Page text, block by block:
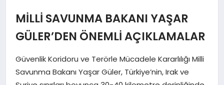
SEYAHAT
TEKNOLOJI
YAŞAM
MİLLİ SAVUNMA BAKANI YAŞAR
GÜLER’DEN ÖNEMLİ AÇIKLAMALAR
Güvenlik Koridoru ve Terörle Mücadele Kararlılığı Milli
Savunma Bakanı Yaşar Güler, Türkiye’nin, Irak ve